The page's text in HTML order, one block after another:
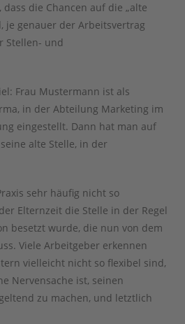
die Chancen auf die „alte
je genauer der Arbeitsvertrag
Stellen- und
Frau Mustermann ist als
in der Abteilung Marketing im
eingestellt. Dann hat man auf
alte Stelle, in der
sehr häufig nicht so
Elternzeit die Stelle in der Regel
besetzt wurde, die nun von dem
Viele Arbeitgeber erkennen
vielleicht nicht so flexibel sind,
Nervensache ist, seinen
zu machen, und letztlich